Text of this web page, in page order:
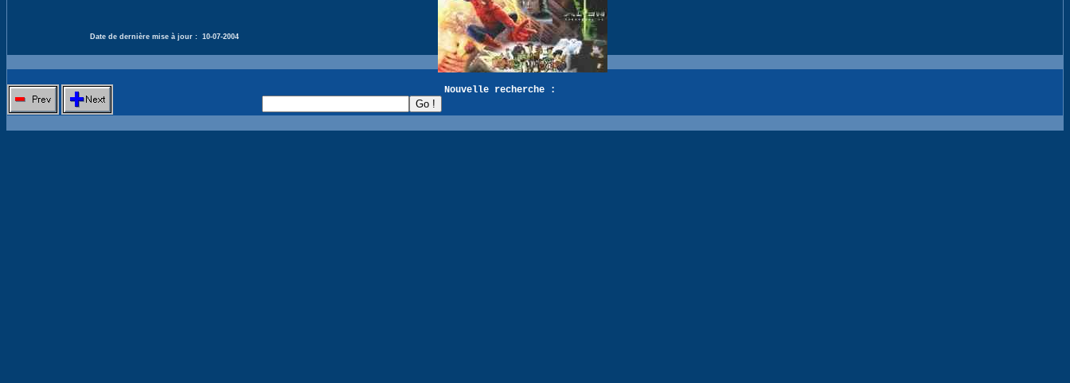
Date de dernière mise à jour : 10-07-2004
Nouvelle recherche :